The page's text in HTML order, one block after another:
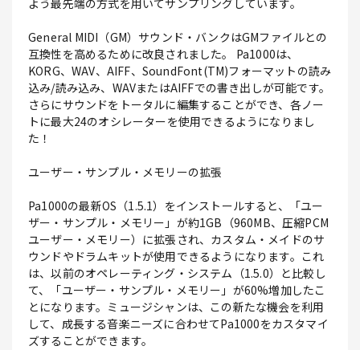
よう最先端の方式を用いてサンプリングしています。
General MIDI（GM）サウンド・バンクはGMファイルとの
互換性を高めるために改良されました。 Pa1000は、
KORG、WAV、AIFF、SoundFont(TM)フォーマットの読み
込み/読み込み、WAVまたはAIFFでの書き出しが可能です。
さらにサウンドをトータルに編集することができ、各ノー
トに最大24のオシレーターを使用できるようになりまし
た！
ユーザー・サンプル・メモリーの拡張
Pa1000の最新OS（1.5.1）をインストールすると、「ユー
ザー・サンプル・メモリー」が約1GB（960MB、圧縮PCM
ユーザー・メモリー）に拡張され、カスタム・メイドのサ
ウンドやドラムキットが使用できるようになります。これ
は、以前のオペレーティング・システム（1.5.0）と比較し
て、「ユーザー・サンプル・メモリー」が60%増加したこ
とになります。ミュージシャンは、この新たな機会を利用
して、成長する音楽ニーズに合わせてPa1000をカスタマイ
ズすることができます。